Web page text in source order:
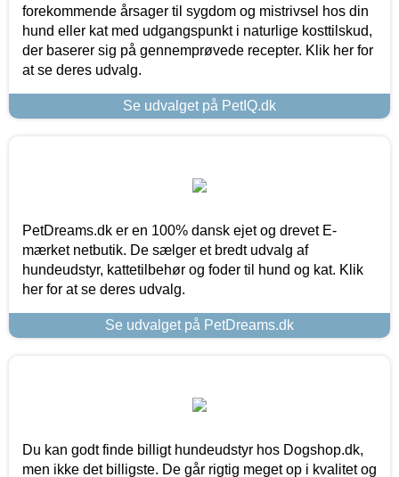
forekommende årsager til sygdom og mistrivsel hos din
hund eller kat med udgangspunkt i naturlige kosttilskud,
der baserer sig på gennemprøvede recepter. Klik her for
at se deres udvalg.
Se udvalget på PetIQ.dk
PetDreams.dk er en 100% dansk ejet og drevet E-
mærket netbutik. De sælger et bredt udvalg af
hundeudstyr, kattetilbehør og foder til hund og kat. Klik
her for at se deres udvalg.
Se udvalget på PetDreams.dk
Du kan godt finde billigt hundeudstyr hos Dogshop.dk,
men ikke det billigste. De går rigtig meget op i kvalitet og